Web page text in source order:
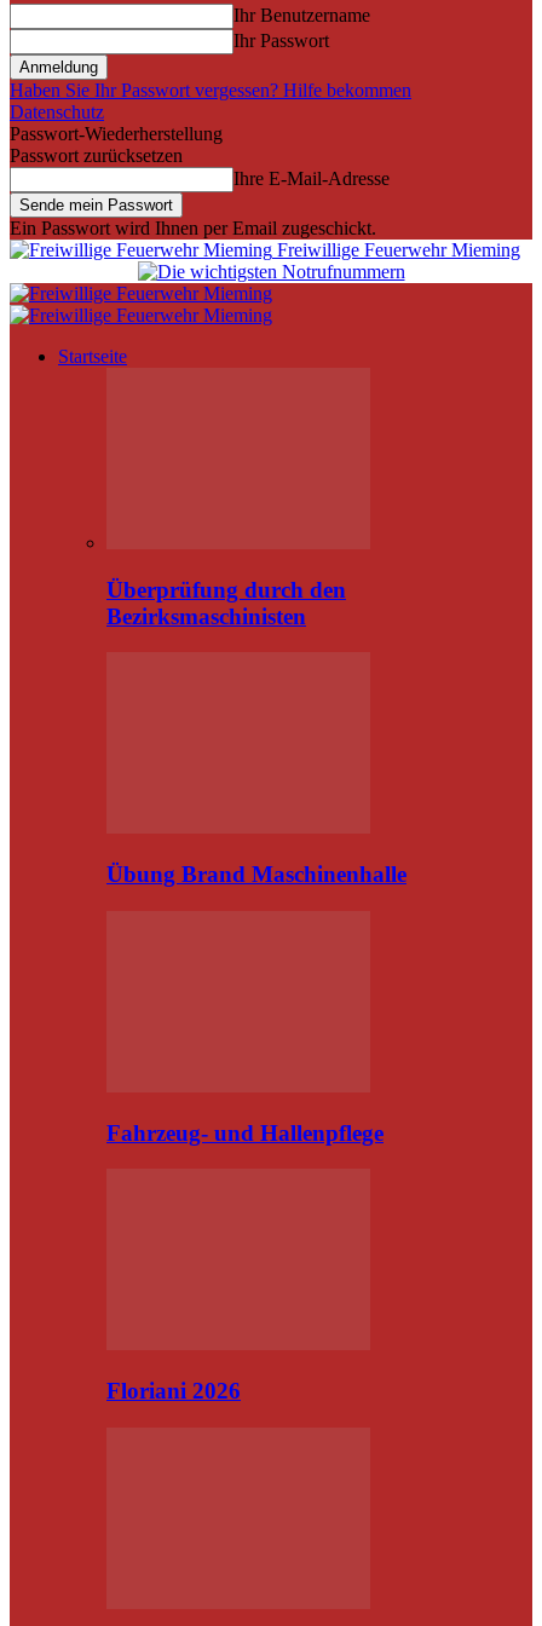
Ihr Benutzername
Ihr Passwort
Haben Sie Ihr Passwort vergessen? Hilfe bekommen
Datenschutz
Passwort-Wiederherstellung
Passwort zurücksetzen
Ihre E-Mail-Adresse
Ein Passwort wird Ihnen per Email zugeschickt.
Freiwillige Feuerwehr Mieming
Startseite
Überprüfung durch den
Bezirksmaschinisten
Übung Brand Maschinenhalle
Fahrzeug- und Hallenpflege
Floriani 2026